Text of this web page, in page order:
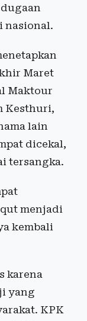
nasional.
Maret
Maktour
Kesthuri,
lain
dicekal,
tersangka.
menjadi
kembali
karena
yang
KPK